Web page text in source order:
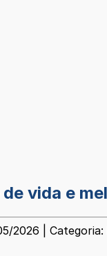
vida e
2026 | Categoria: